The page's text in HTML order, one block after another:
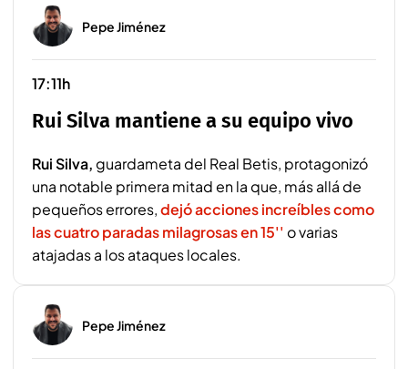
Pepe Jiménez
17:11h
Rui Silva mantiene a su equipo vivo
Rui Silva,guardameta del Real Betis, protagonizó
una notable primera mitad en la que, más allá de
pequeños errores,dejó acciones increíbles como
las cuatro paradas milagrosas en 15'' o varias
atajadas a los ataques locales.
Pepe Jiménez